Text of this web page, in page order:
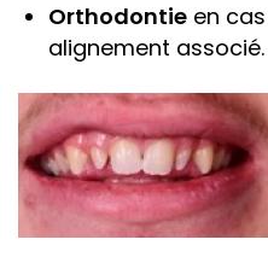
Orthodontie en
alignement associé.